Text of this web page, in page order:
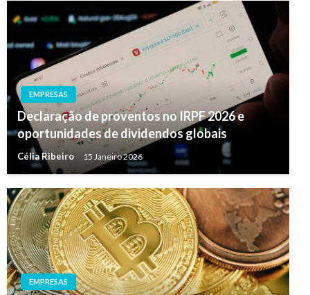
EMPRESAS
Declaração de proventos no IRPF 2026 e
oportunidades de dividendos globais
Célia Ribeiro 15 Janeiro 2026
EMPRESAS